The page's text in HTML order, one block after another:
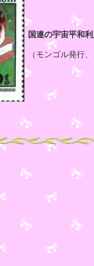
国連の宇宙平和
（モンゴル発行